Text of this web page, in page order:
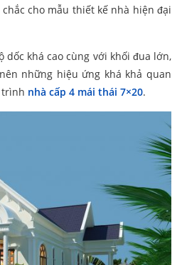
cho mẫu thiết kế nhà hiện đại
dốc khá cao cùng với khối đua lớn,
những hiệu ứng khá khả quan
trình nhà cấp 4 mái thái 7×20.